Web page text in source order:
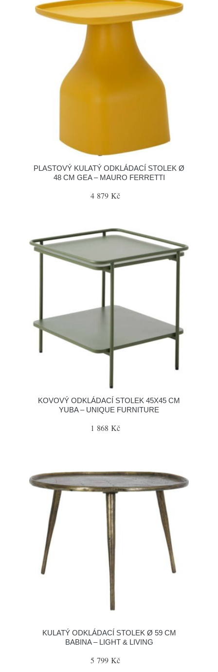
PLASTOVÝ KULATÝ ODKLÁDACÍ STOLEK Ø
48 CM GEA – MAURO FERRETTI
4 879 Kč
KOVOVÝ ODKLÁDACÍ STOLEK 45X45 CM
YUBA – UNIQUE FURNITURE
1 868 Kč
KULATÝ ODKLÁDACÍ STOLEK Ø 59 CM
BABINA – LIGHT & LIVING
5 799 Kč